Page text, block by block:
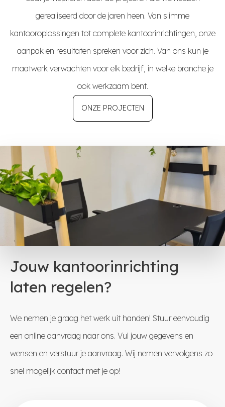
gerealiseerd door de jaren heen. Van slimme
kantooroplossingen tot complete kantoorinrichtingen, onze
aanpak en resultaten spreken voor zich. Van ons kun je
maatwerk verwachten voor elk bedrijf, in welke branche je
ook werkzaam bent.
ONZE PROJECTEN
Jouw kantoorinrichting
laten regelen?
We nemen je graag het werk uit handen! Stuur eenvoudig
een online aanvraag naar ons. Vul jouw gegevens en
wensen en verstuur je aanvraag. Wij nemen vervolgens zo
snel mogelijk contact met je op!